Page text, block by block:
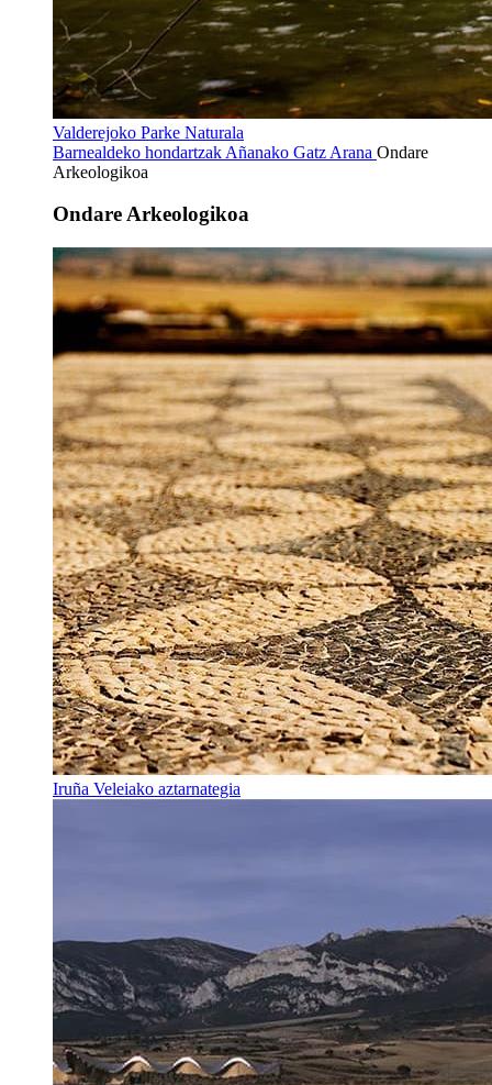
Valderejoko Parke Naturala
Barnealdeko hondartzak Añanako Gatz Arana Ondare
Arkeologikoa
Ondare Arkeologikoa
Iruña Veleiako aztarnategia